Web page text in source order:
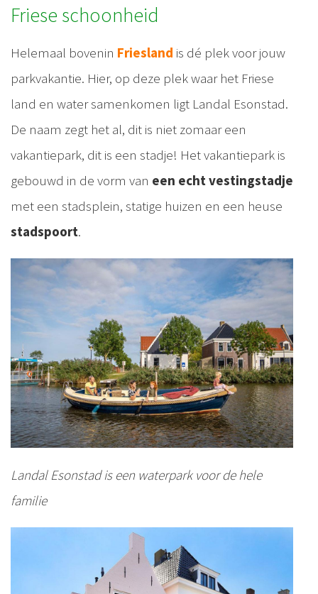
Friese schoonheid
Helemaal bovenin Friesland is dé plek voor jouw
parkvakantie. Hier, op deze plek waar het Friese
land en water samenkomen ligt Landal Esonstad.
De naam zegt het al, dit is niet zomaar een
vakantiepark, dit is een stadje! Het vakantiepark is
gebouwd in de vorm van een echt vestingstadje
met een stadsplein, statige huizen en een heuse
stadspoort.
Landal Esonstad is een waterpark voor de hele
familie